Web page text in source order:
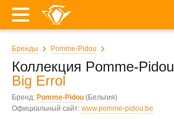
Бренды Pomme-Pidou
Коллекция Pomme-Pidou
Big Errol
Бренд: Pomme-Pidou (Бельгия)
Официальный сайт: www.pomme-pidou.be